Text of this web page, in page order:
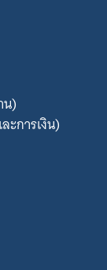
)
การเงิน)